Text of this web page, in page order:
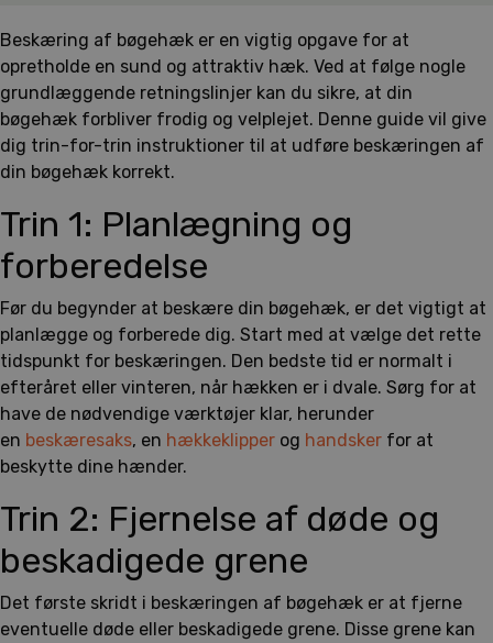
Beskæring af bøgehæk er en vigtig opgave for at
opretholde en sund og attraktiv hæk. Ved at følge nogle
grundlæggende retningslinjer kan du sikre, at din
bøgehæk forbliver frodig og velplejet. Denne guide vil give
dig trin-for-trin instruktioner til at udføre beskæringen af
din bøgehæk korrekt.
Trin 1: Planlægning og
forberedelse
Før du begynder at beskære din bøgehæk, er det vigtigt at
planlægge og forberede dig. Start med at vælge det rette
tidspunkt for beskæringen. Den bedste tid er normalt i
efteråret eller vinteren, når hækken er i dvale. Sørg for at
have de nødvendige værktøjer klar, herunder
en beskæresaks, en hækkeklipper og handsker for at
beskytte dine hænder.
Trin 2: Fjernelse af døde og
beskadigede grene
Det første skridt i beskæringen af bøgehæk er at fjerne
eventuelle døde eller beskadigede grene. Disse grene kan